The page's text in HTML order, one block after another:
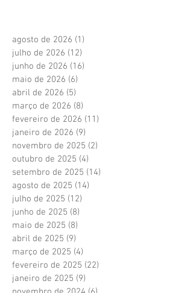
agosto de 2026 (1)
julho de 2026 (12)
junho de 2026 (16)
maio de 2026 (6)
abril de 2026 (5)
março de 2026 (8)
fevereiro de 2026 (11)
janeiro de 2026 (9)
novembro de 2025 (2)
outubro de 2025 (4)
setembro de 2025 (14)
agosto de 2025 (14)
julho de 2025 (12)
junho de 2025 (8)
maio de 2025 (8)
abril de 2025 (9)
março de 2025 (4)
fevereiro de 2025 (22)
janeiro de 2025 (9)